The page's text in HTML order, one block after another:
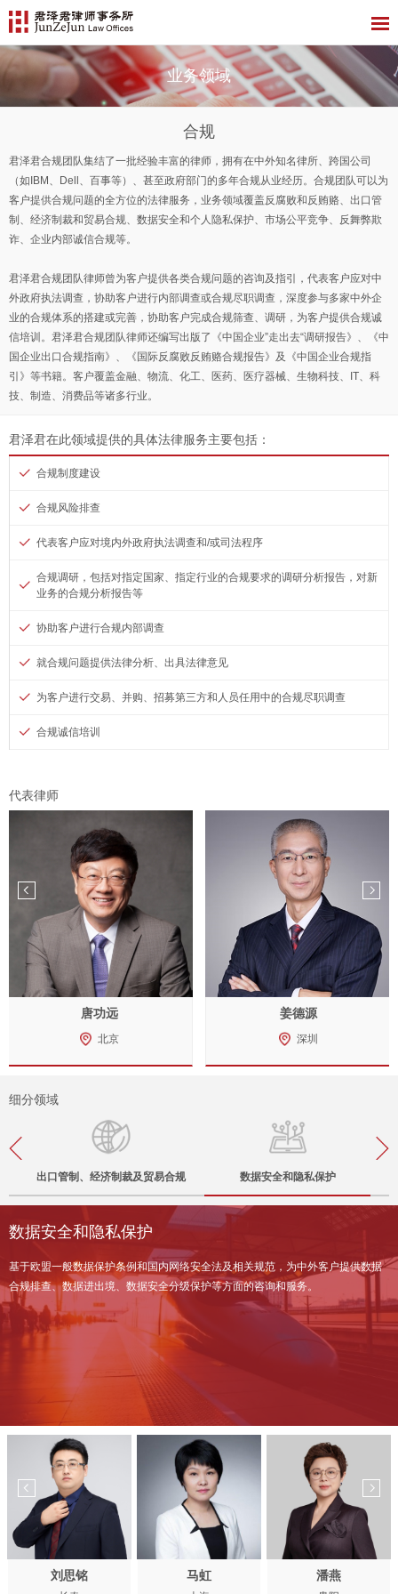
业务领域
合规
君泽君合规团队集结了一批经验丰富的律师，拥有在中外知名律所、跨国公司
（如IBM、Dell、百事等）、甚至政府部门的多年合规从业经历。合规团队可以为
客户提供合规问题的全方位的法律服务，业务领域覆盖反腐败和反贿赂、出口管
制、经济制裁和贸易合规、数据安全和个人隐私保护、市场公平竞争、反舞弊欺
诈、企业内部诚信合规等。
君泽君合规团队律师曾为客户提供各类合规问题的咨询及指引，代表客户应对中
外政府执法调查，协助客户进行内部调查或合规尽职调查，深度参与多家中外企
业的合规体系的搭建或完善，协助客户完成合规筛查、调研，为客户提供合规诚
信培训。君泽君合规团队律师还编写出版了《中国企业”走出去“调研报告》、《中
国企业出口合规指南》、《国际反腐败反贿赂合规报告》及《中国企业合规指
引》等书籍。客户覆盖金融、物流、化工、医药、医疗器械、生物科技、IT、科
技、制造、消费品等诸多行业。
君泽君在此领域提供的具体法律服务主要包括：
合规制度建设
合规风险排查
代表客户应对境内外政府执法调查和/或司法程序
合规调研，包括对指定国家、指定行业的合规要求的调研分析报告，对新
业务的合规分析报告等
协助客户进行合规内部调查
就合规问题提供法律分析、出具法律意见
为客户进行交易、并购、招募第三方和人员任用中的合规尽职调查
合规诚信培训
代表律师
唐功远
北京
姜德源
深圳
细分领域
出口管制、经济制裁及贸易合规 数据安全和隐私保护
数据安全和隐私保护
基于欧盟一般数据保护条例和国内网络安全法及相关规范，为中外客户提供数据
合规排查、数据进出境、数据安全分级保护等方面的咨询和服务。
刘思铭 马虹 潘燕